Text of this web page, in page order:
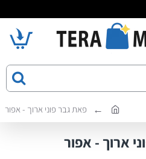
פאת גבר פוני ארוך - אפור
ארוך - אפור